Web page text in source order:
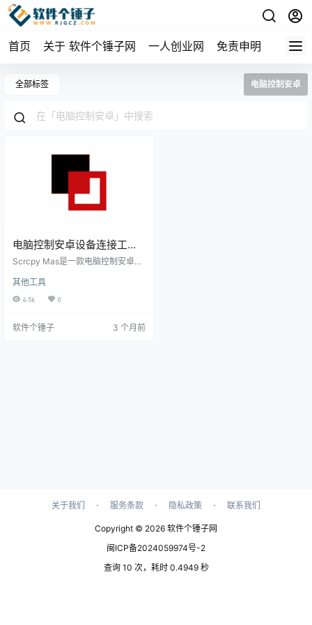
首页 关于 软件个锤子网 一人创业网 免责申明
全部标签 电脑控制安卓
电脑控制安卓设备连接工具
Scrcpy Mas v0.7.3 | 软件个
Scrcpy Mas是一款电脑控制安卓设
接、可视化按键映射和毫秒级响
应。基于Scrcpy架构优化，可用于
界面截图 你是不是也有过这种想
其他工具
4.5k 0
软件个锤子 3 个月前
关于我们 · 服务条款 · 隐私政策 · 联系我们
Copyright © 2026 软件个锤子网
闽ICP备2024059974号-2
查询 10 次，耗时 0.4949 秒